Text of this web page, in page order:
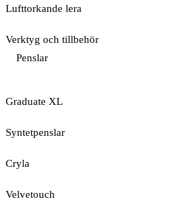
Lufttorkande lera
Verktyg och tillbehör
Penslar
Graduate XL
Syntetpenslar
Cryla
Velvetouch